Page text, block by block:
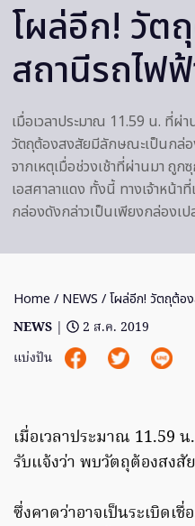
โผล่อีก! วัต
สถานีรถไฟ
เมื่อเวลาประมาณ 11.59 น. ที่ผ่า
วัตถุต้องสงสัยมีลักษณะเป็นกล่อง
จากเหตุเมื่อช่วงเช้าที่ผ่านมา ถู
เอสศาลาแดง ทั้งนี้ ทางเจ้าหน้า
กล่องดังกล่าวเป็นเพียงกล่องเป
Home / NEWS / โผล่อีก! วัตถุต้อ
NEWS |
2 ส.ค. 2019
แบ่งปัน
เมื่อเวลาประมาณ 11.59
รับแจ้งว่า พบวัตถุต้องสง
ซึ่งคาดว่าอาจเป็นระเบิดเชื่